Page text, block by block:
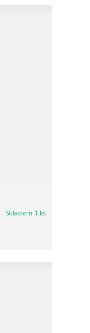
Skladem 1 ks